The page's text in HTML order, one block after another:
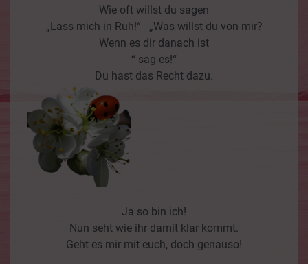
Wie oft willst du sagen
„Lass mich in Ruh!“ „Was willst du von mir?
Wenn es dir danach ist
“ sag es!“
Du hast das Recht dazu.
Ja so bin ich!
Nun seht wie ihr damit klar kommt.
Geht es mir mit euch, doch genauso!